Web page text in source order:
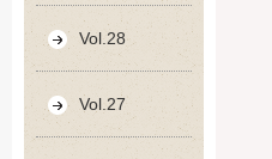
Vol.28
Vol.27